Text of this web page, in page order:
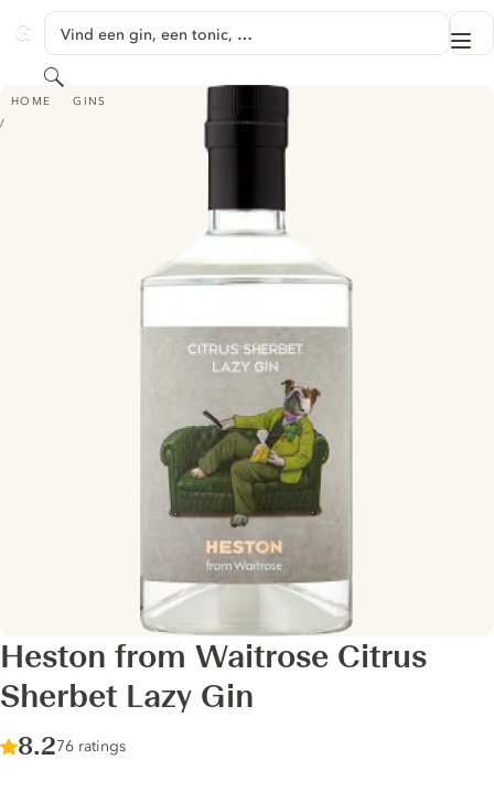
GINVENTORY
Vind een gin, een tonic, …
Zoeken
HOME GINS
HESTON FROM WAITROSE CITRUS SHERBET LAZY GIN
Heston from Waitrose Citrus
Sherbet Lazy Gin
Score :
8.2/ 10
76 ratings